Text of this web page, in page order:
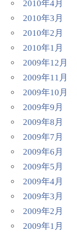
2010年4月
2010年3月
2010年2月
2010年1月
2009年12月
2009年11月
2009年10月
2009年9月
2009年8月
2009年7月
2009年6月
2009年5月
2009年4月
2009年3月
2009年2月
2009年1月